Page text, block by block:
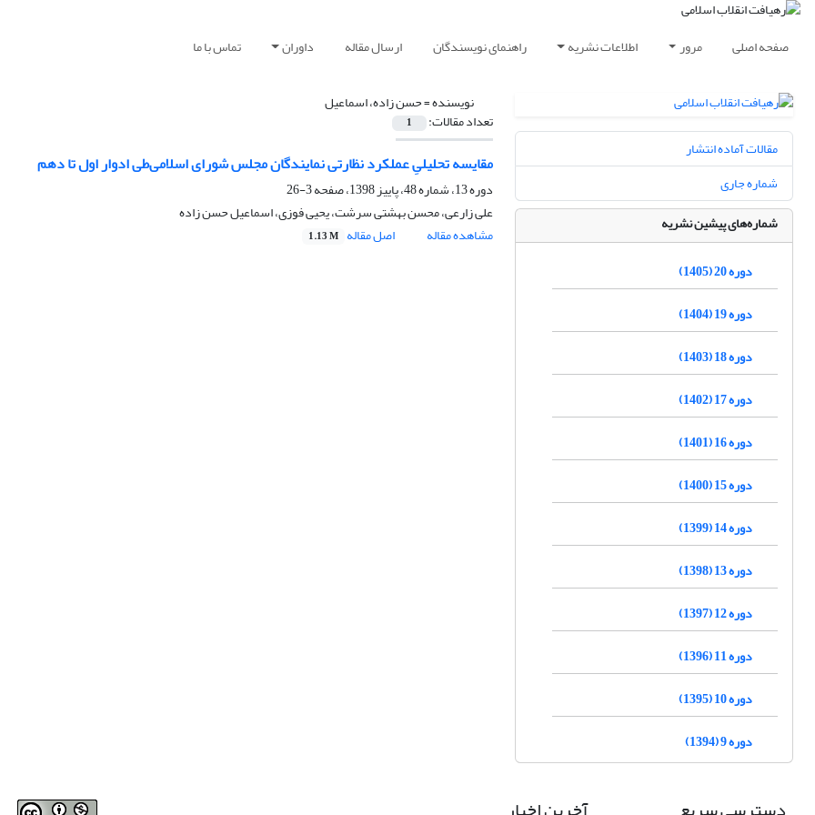
صفحه اصلی مرور اطلاعات نشریه راهنمای نویسندگان ارسال مقاله داوران تماس با ما
نویسنده =حسن زاده، اسماعیل
تعداد مقالات: 1
مقایسه تحلیلیِ عملکرد نظارتی نمایندگان مجلس شورای اسلامی‌طی ادوار اول تا دهم
دوره 13، شماره 48، پاییز 1398، صفحه
3-26
علی زارعی، محسن بهشتی سرشت، یحیی فوزی، اسماعیل حسن زاده
مشاهده مقاله
اصل مقاله 1.13 M
مقالات آماده انتشار
شماره جاری
شماره‌های پیشین نشریه
دوره 20 (1405)
دوره 19 (1404)
دوره 18 (1403)
دوره 17 (1402)
دوره 16 (1401)
دوره 15 (1400)
دوره 14 (1399)
دوره 13 (1398)
دوره 12 (1397)
دوره 11 (1396)
دوره 10 (1395)
دوره 9 (1394)